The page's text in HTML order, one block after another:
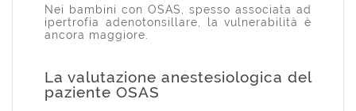
Nei bambini con OSAS, spesso associata ad
ipertrofia adenotonsillare, la vulnerabilità è
ancora maggiore.
La valutazione anestesiologica del
paziente OSAS